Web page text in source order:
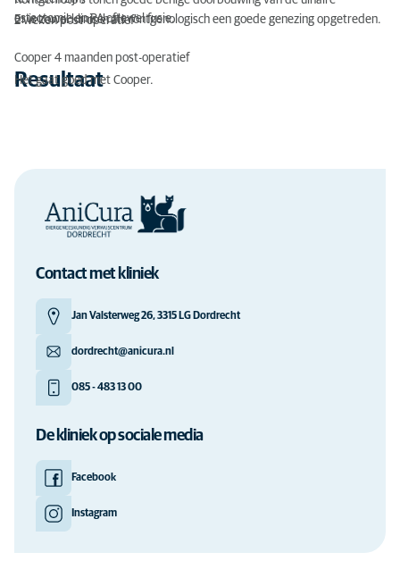
osteotomie en PA oftewel fusie.
Er is zowel klinisch als röntgenologisch een goede genezing opgetreden.
2 weken post-operatief
Cooper 4 maanden post-operatief
Resultaat
Het gaat goed met Cooper.
Contact met kliniek
Jan Valsterweg 26, 3315 LG Dordrecht
dordrecht@anicura.nl
085 - 483 13 00
De kliniek op sociale media
Facebook
Instagram